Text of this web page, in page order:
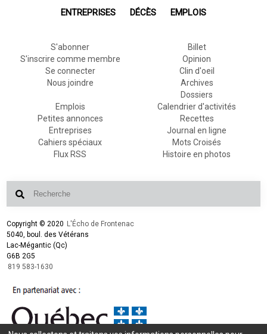
ENTREPRISES DÉCÈS EMPLOIS
S'abonner
S'inscrire comme membre
Se connecter
Nous joindre
Billet
Opinion
Clin d'oeil
Archives
Dossiers
Emplois
Petites annonces
Entreprises
Cahiers spéciaux
Flux RSS
Calendrier d'activités
Recettes
Journal en ligne
Mots Croisés
Histoire en photos
Copyright © 2020 L'Écho de Frontenac
5040, boul. des Vétérans
Lac-Mégantic (Qc)
G6B 2G5
819 583-1630